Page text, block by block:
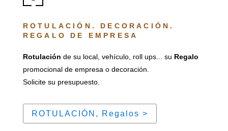
ROTULACIÓN. DECORACIÓN.
REGALO DE EMPRESA
Rotulación de su local, vehículo, roll ups... su Regalo
promocional de empresa o decoración.
Solicite su presupuesto.
ROTULACIÓN, Regalos >